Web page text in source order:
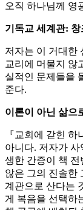
오직 하나님께 영
기독교 세계관:
저자는 이 거대한
교리에 머물지 않
실적인 문제들을
준다.
이론이 아닌 삶으
『교회에 갇힌
아니다. 저자가
생한 간증이 책 전
않은 그의 진솔한
계관으로 산다는
게 복음을 선택하